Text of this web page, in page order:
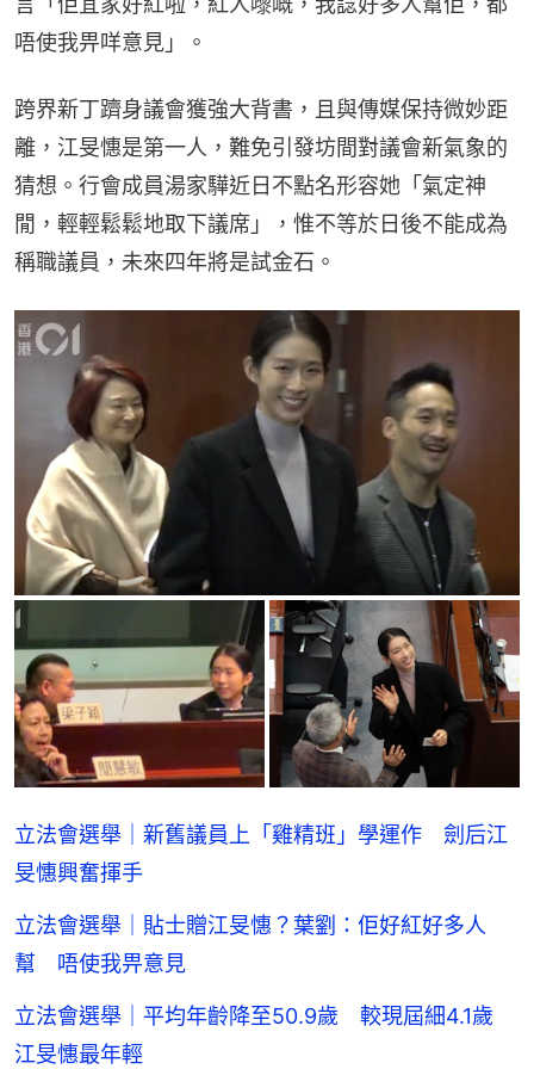
唔使我畀咩意見」。
跨界新丁躋身議會獲強大背書，且與傳媒保持微妙距
離，江旻憓是第一人，難免引發坊間對議會新氣象的
猜想。行會成員湯家驊近日不點名形容她「氣定神
閒，輕輕鬆鬆地取下議席」，惟不等於日後不能成為
稱職議員，未來四年將是試金石。
立法會選舉｜新舊議員上「雞精班」學運作 劍后江
旻憓興奮揮手
立法會選舉｜貼士贈江旻憓？葉劉：佢好紅好多人
幫 唔使我畀意見
立法會選舉｜平均年齡降至50.9歲 較現屆細4.1歲
江旻憓最年輕